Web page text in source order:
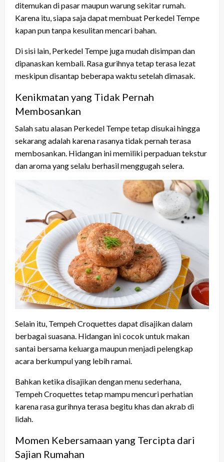
ditemukan di pasar maupun warung sekitar rumah.
Karena itu, siapa saja dapat membuat Perkedel Tempe
kapan pun tanpa kesulitan mencari bahan.
Di sisi lain, Perkedel Tempe juga mudah disimpan dan
dipanaskan kembali. Rasa gurihnya tetap terasa lezat
meskipun disantap beberapa waktu setelah dimasak.
Kenikmatan yang Tidak Pernah
Membosankan
Salah satu alasan Perkedel Tempe tetap disukai hingga
sekarang adalah karena rasanya tidak pernah terasa
membosankan. Hidangan ini memiliki perpaduan tekstur
dan aroma yang selalu berhasil menggugah selera.
Selain itu, Tempeh Croquettes dapat disajikan dalam
berbagai suasana. Hidangan ini cocok untuk makan
santai bersama keluarga maupun menjadi pelengkap
acara berkumpul yang lebih ramai.
Bahkan ketika disajikan dengan menu sederhana,
Tempeh Croquettes tetap mampu mencuri perhatian
karena rasa gurihnya terasa begitu khas dan akrab di
lidah.
Momen Kebersamaan yang Tercipta dari
Sajian Rumahan